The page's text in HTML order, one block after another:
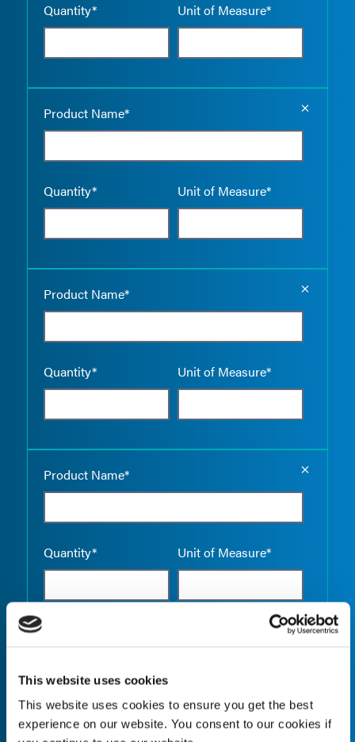
This website uses cookies
This website uses cookies to ensure you get the best
experience on our website. You consent to our cookies if
Quantity* Unit of Measure*
Product Name*
Quantity* Unit of Measure*
Product Name*
Quantity* Unit of Measure*
Product Name*
Quantity* Unit of Measure*
Quantity* Unit of Measure*